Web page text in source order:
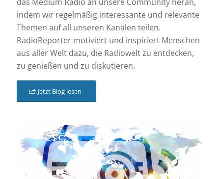
indem wir regelmäßig interessante und relevante
Themen auf all unseren Kanälen teilen.
RadioReporter motiviert und inspiriert Menschen
aus aller Welt dazu, die Radiowelt zu entdecken,
zu genießen und zu diskutieren.
Jetzt Blog lesen